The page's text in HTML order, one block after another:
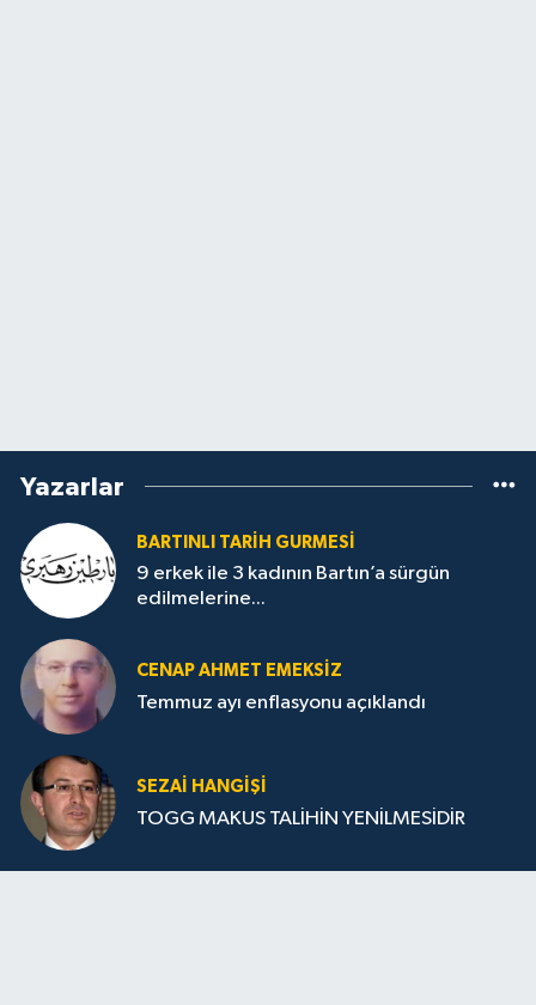
Yazarlar
BARTINLI TARIH GURMESI
9 erkek ile 3 kadının Bartın’a sürgün
edilmelerine...
CENAP AHMET EMEKSİZ
Temmuz ayı enflasyonu açıklandı
SEZAI HANGİŞİ
TOGG MAKUS TALİHİN YENİLMESİDİR